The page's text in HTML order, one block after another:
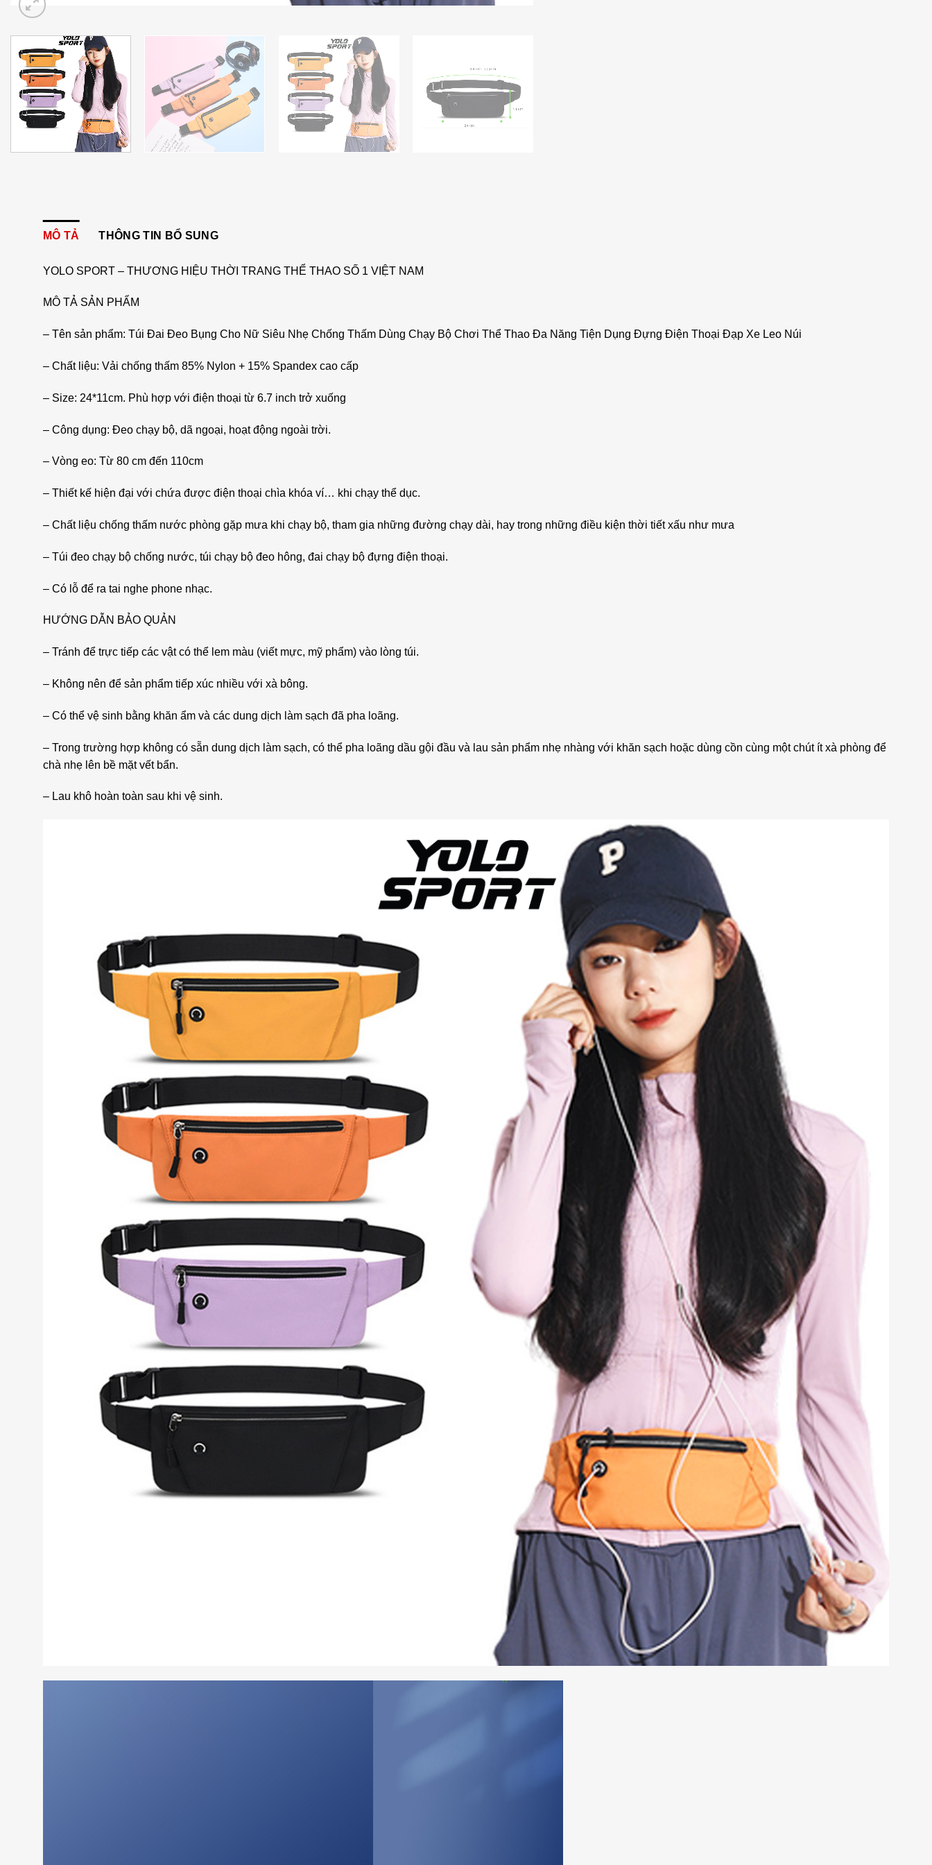
MÔ TẢ THÔNG TIN BỔ SUNG
YOLO SPORT – THƯƠNG HIỆU THỜI TRANG THỂ THAO SỐ 1 VIỆT NAM
MÔ TẢ SẢN PHẨM
– Tên sản phẩm: Túi Đai Đeo Bụng Cho Nữ Siêu Nhẹ Chống Thấm Dùng Chạy Bộ Chơi Thể Thao Đa Năng Tiện Dụng Đựng Điện Thoại Đạp Xe Leo Núi
– Chất liệu: Vải chống thấm 85% Nylon + 15% Spandex cao cấp
– Size: 24*11cm. Phù hợp với điện thoại từ 6.7 inch trở xuống
– Công dụng: Đeo chạy bộ, dã ngoại, hoạt động ngoài trời.
– Vòng eo: Từ 80 cm đến 110cm
– Thiết kế hiện đại với chứa được điện thoại chìa khóa ví… khi chạy thể dục.
– Chất liệu chống thấm nước phòng gặp mưa khi chạy bộ, tham gia những đường chạy dài, hay trong những điều kiện thời tiết xấu như mưa
– Túi đeo chạy bộ chống nước, túi chạy bộ đeo hông, đai chạy bộ đựng điện thoại.
– Có lỗ để ra tai nghe phone nhạc.
HƯỚNG DẪN BẢO QUẢN
– Tránh để trực tiếp các vật có thể lem màu (viết mực, mỹ phẩm) vào lòng túi.
– Không nên để sản phẩm tiếp xúc nhiều với xà bông.
– Có thể vệ sinh bằng khăn ẩm và các dung dịch làm sạch đã pha loãng.
– Trong trường hợp không có sẵn dung dịch làm sạch, có thể pha loãng dầu gội đầu và lau sản phẩm nhẹ nhàng với khăn sạch hoặc dùng cồn cùng một chút ít xà phòng để
chà nhẹ lên bề mặt vết bẩn.
– Lau khô hoàn toàn sau khi vệ sinh.